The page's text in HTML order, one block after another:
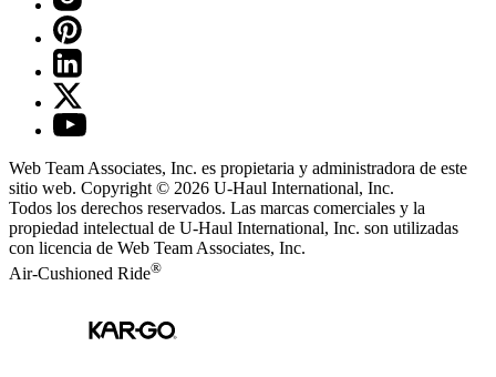
Web Team Associates, Inc. es propietaria y administradora de este
sitio web. Copyright © 2026 U-Haul International, Inc.
Todos los derechos reservados. Las marcas comerciales y la
propiedad intelectual de U-Haul International, Inc. son utilizadas
con licencia de Web Team Associates, Inc.
Air-Cushioned Ride®